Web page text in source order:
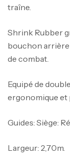
traîne.
Shrink Rubber
bouchon
de combat.
Equipé de
ergonomique et
Guides: Siège:
Largeur: 2,70m.